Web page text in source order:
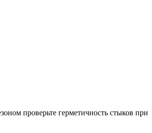
проверьте герметичность стыков при